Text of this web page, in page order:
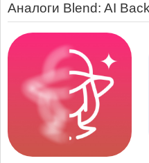
Аналоги Blend: AI